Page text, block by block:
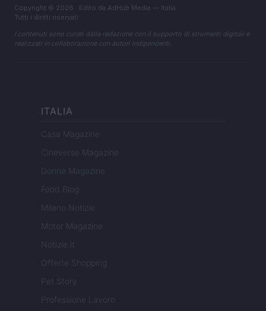
Copyright © 2026 · Edito da AdHub Media — Italia
Tutti i diritti riservati
I contenuti sono curati dalla redazione con il supporto di strumenti digitali e
realizzati in collaborazione con autori indipendenti.
ITALIA
Casa Magazine
Cineverse Magazine
Donne Magazine
Food Blog
Milano Notizie
Motor Magazine
Notizie.it
Offerte Shopping
Pet Story
Professione Lavoro